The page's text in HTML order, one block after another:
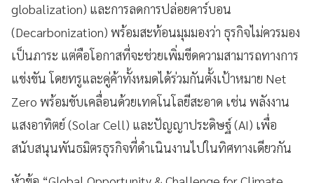
globalization) และการลดการปล่อยคาร์บอน
(Decarbonization) พร้อมสะท้อนมุมมองว่า ธุรกิจไม่ควรมอง
เป็นภาระ แต่คือโอกาสที่จะช่วยเพิ่มขีดความสามารถทางการ
แข่งขัน โดยทรูและคู่ค้าทั้งหมดได้ร่วมกันตั้งเป้าหมาย Net
Zero พร้อมขับเคลื่อนด้วยเทคโนโลยีสะอาด เช่น พลังงาน
แสงอาทิตย์ (Solar Cell) และปัญญาประดิษฐ์ (AI) เพื่อ
สนับสนุนพันธมิตรธุรกิจที่ดำเนินงานไปในทิศทางเดียวกัน